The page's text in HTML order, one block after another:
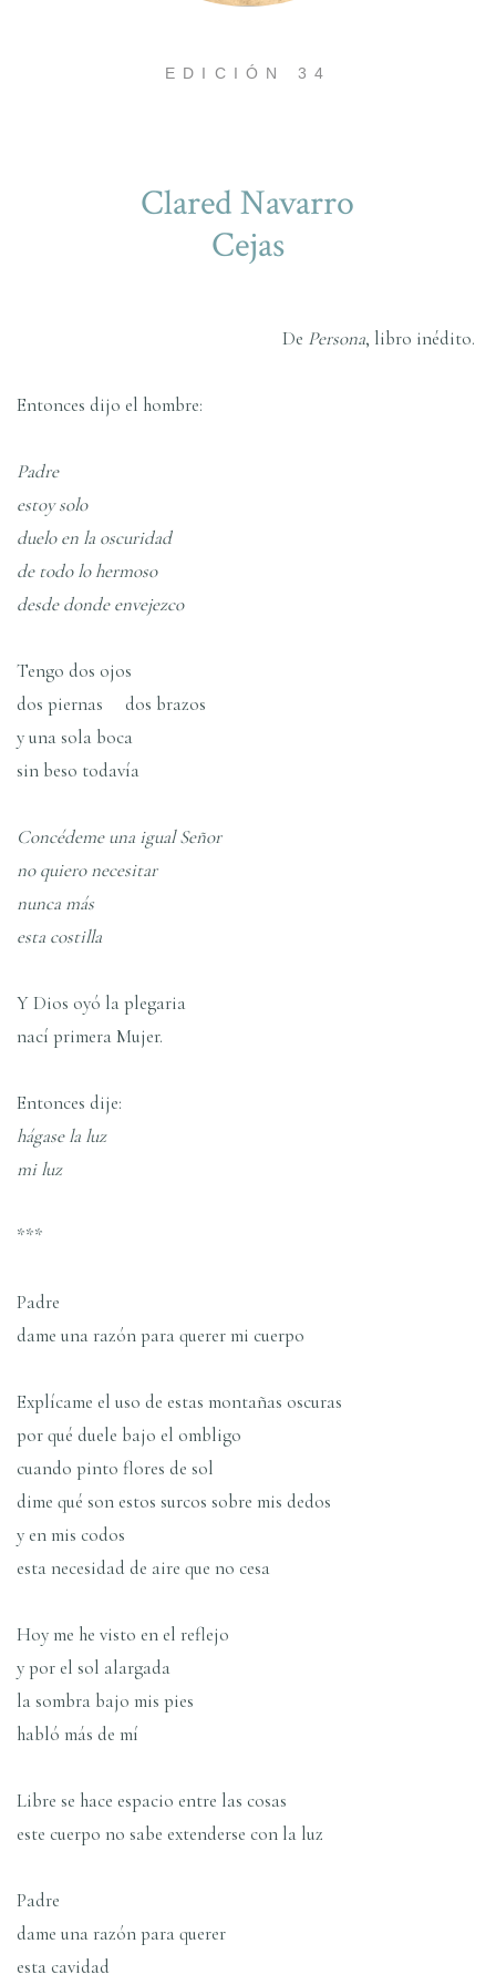
EDICIÓN 34
Clared Navarro
Cejas
De Persona, libro inédito.
Entonces dijo el hombre:
Padre
estoy solo
duelo en la oscuridad
de todo lo hermoso
desde donde envejezco
Tengo dos ojos
dos piernas dos brazos
y una sola boca
sin beso todaví­a
Concédeme una igual Señor
no quiero necesitar
nunca más
esta costilla
Y Dios oyó la plegaria
nací­ primera Mujer.
Entonces dije:
hágase la luz
mi luz
***
Padre
dame una razón para querer mi cuerpo
Explí­came el uso de estas montañas oscuras
por qué duele bajo el ombligo
cuando pinto flores de sol
dime qué son estos surcos sobre mis dedos
y en mis codos
esta necesidad de aire que no cesa
Hoy me he visto en el reflejo
y por el sol alargada
la sombra bajo mis pies
habló más de mí­
Libre se hace espacio entre las cosas
este cuerpo no sabe extenderse con la luz
Padre
dame una razón para querer
esta cavidad